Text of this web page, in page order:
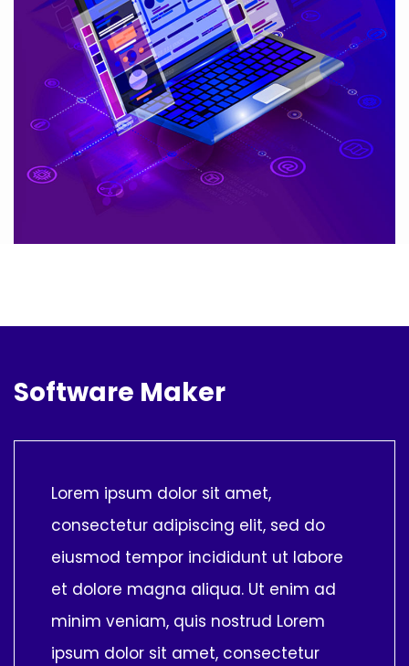
Software Maker
Lorem ipsum dolor sit amet,
consectetur adipiscing elit, sed do
eiusmod tempor incididunt ut labore
et dolore magna aliqua. Ut enim ad
minim veniam, quis nostrud Lorem
ipsum dolor sit amet, consectetur